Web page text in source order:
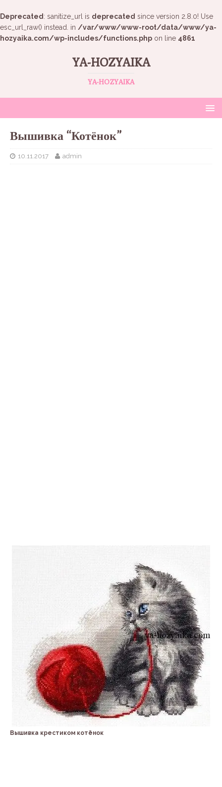
Deprecated : sanitize_url is deprecated since version 2.8.0! Use
esc_url_raw() instead. in /var/www/www-root/data/www/ya-
hozyaika.com/wp-includes/functions.php on line 4861
YA-HOZYAIKA
YA-HOZYAIKA
Вышивка “Котёнок”
10.11.2017 admin
Вышивка крестиком котёнок